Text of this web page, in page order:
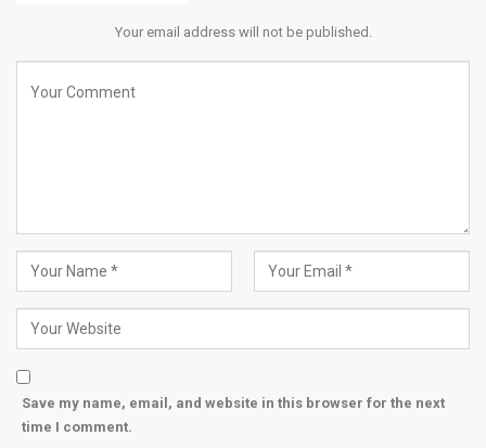
Your email address will not be published.
Save my name, email, and website in this browser for the next
time I comment.